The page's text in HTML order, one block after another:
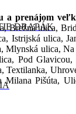
DRAPÁK
a prenájom
Brežná ulica,
Istrijská ulica,
Mlynská ulica,
Pod
Textilanka,
Milana Pišúta,